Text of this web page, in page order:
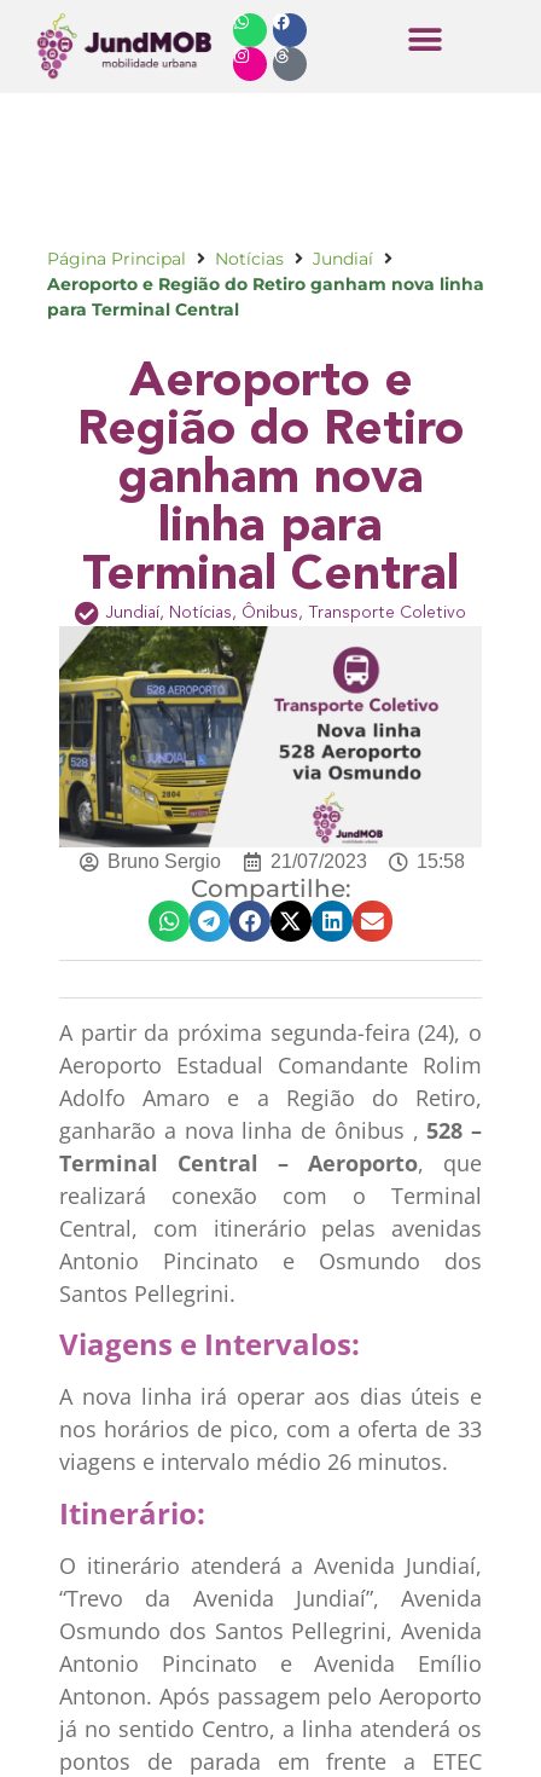
Página Principal Notícias
Jundiaí
Aeroporto e Região do Retiro ganham nova linha
para Terminal Central
Aeroporto e
Região do Retiro
ganham nova
linha para
Terminal Central
Jundiaí, Notícias, Ônibus, Transporte Coletivo
Bruno Sergio 21/07/2023 15:58
Compartilhe:
A partir da próxima segunda-feira (24), o
Aeroporto Estadual Comandante Rolim
Adolfo Amaro e a Região do Retiro,
ganharão a nova linha de ônibus , 528 –
Terminal Central – Aeroporto, que
realizará conexão com o Terminal
Central, com itinerário pelas avenidas
Antonio Pincinato e Osmundo dos
Santos Pellegrini.
Viagens e Intervalos:
A nova linha irá operar aos dias úteis e
nos horários de pico, com a oferta de 33
viagens e intervalo médio 26 minutos.
Itinerário:
O itinerário atenderá a Avenida Jundiaí,
“Trevo da Avenida Jundiaí”, Avenida
Osmundo dos Santos Pellegrini, Avenida
Antonio Pincinato e Avenida Emílio
Antonon. Após passagem pelo Aeroporto
já no sentido Centro, a linha atenderá os
pontos de parada em frente a ETEC